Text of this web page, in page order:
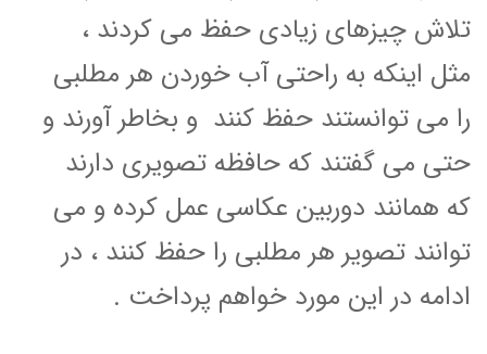
تلاش چیزهای زیادی حفظ می کردند ،
مثل اینکه به راحتی آب خوردن هر مطلبی
را می توانستند حفظ کنند و بخاطر آورند و
حتی می گفتند که حافظه تصویری دارند
که همانند دوربین عکاسی عمل کرده و می
توانند تصویر هر مطلبی را حفظ کنند ، در
ادامه در این مورد خواهم پرداخت .